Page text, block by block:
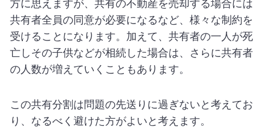
方に思えますが、共有の不動産を売却する場合には
共有者全員の同意が必要になるなど、様々な制約を
受けることになります。加えて、共有者の一人が死
亡しその子供などが相続した場合は、さらに共有者
の人数が増えていくこともあります。
この共有分割は問題の先送りに過ぎないと考えてお
り、なるべく避けた方がよいと考えます。